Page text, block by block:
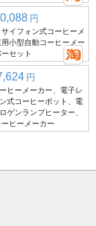
円
イフォン式コーヒーメ
小型自動コーヒーメー
セット
円
ヒーメーカー、電子レ
式コーヒーポット、電
ゲンランプヒーター、
ヒーメーカー